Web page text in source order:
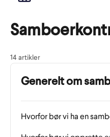
14 artikler
Generelt om
Hvorfor bør vi ha en